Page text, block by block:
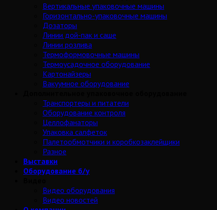
Вертикальные упаковочные машины
Горизонтально-упаковочные машины
Дозаторы
Линии дой-пак и саше
Линии розлива
Термоформовочные машины
Термоусадочное оборудование
Картонайзеры
Вакуумное оборудование
Транспортеры и питатели
Оборудование контроля
Целлофанаторы
Упаковка салфеток
Палетообмотчики и коробкозаклейщики
Разное
Выставки
Оборудование б/у
Видео оборудования
Видео новостей